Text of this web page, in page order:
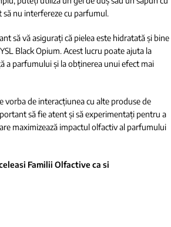
nu interfereze cu parfumul.
să vă asigurați că pielea este hidratată și bine
Black Opium. Acest lucru poate ajuta la
a parfumului și la obținerea unui efect mai
vorba de interacțiunea cu alte produse de
să fie atent și să experimentați pentru a
maximizează impactul olfactiv al parfumului
Familii Olfactive ca si